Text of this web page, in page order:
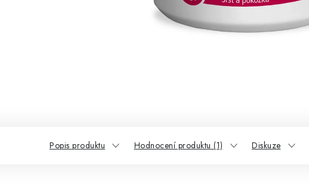
Popis produktu Hodnocení produktu (1) Diskuze